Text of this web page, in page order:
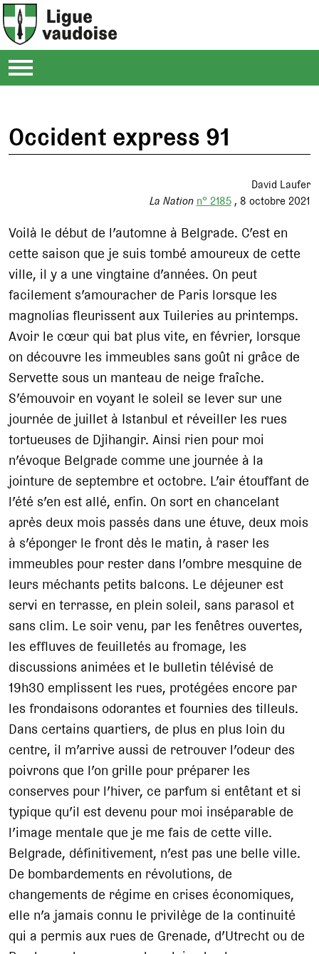
Occident express 91
David Laufer
La Nation n° 2185 8 octobre 2021
Voilà le début de l’automne à Belgrade. C’est en
cette saison que je suis tombé amoureux de cette
ville, il y a une vingtaine d’années. On peut
facilement s’amouracher de Paris lorsque les
magnolias fleurissent aux Tuileries au printemps.
Avoir le cœur qui bat plus vite, en février, lorsque
on découvre les immeubles sans goût ni grâce de
Servette sous un manteau de neige fraîche.
S’émouvoir en voyant le soleil se lever sur une
journée de juillet à Istanbul et réveiller les rues
tortueuses de Djihangir. Ainsi rien pour moi
n’évoque Belgrade comme une journée à la
jointure de septembre et octobre. L’air étouffant de
l’été s’en est allé, enfin. On sort en chancelant
après deux mois passés dans une étuve, deux mois
à s’éponger le front dès le matin, à raser les
immeubles pour rester dans l’ombre mesquine de
leurs méchants petits balcons. Le déjeuner est
servi en terrasse, en plein soleil, sans parasol et
sans clim. Le soir venu, par les fenêtres ouvertes,
les effluves de feuilletés au fromage, les
discussions animées et le bulletin télévisé de
19h30 emplissent les rues, protégées encore par
les frondaisons odorantes et fournies des tilleuls.
Dans certains quartiers, de plus en plus loin du
centre, il m’arrive aussi de retrouver l’odeur des
poivrons que l’on grille pour préparer les
conserves pour l’hiver, ce parfum si entêtant et si
typique qu’il est devenu pour moi inséparable de
l’image mentale que je me fais de cette ville.
Belgrade, définitivement, n’est pas une belle ville.
De bombardements en révolutions, de
changements de régime en crises économiques,
elle n’a jamais connu le privilège de la continuité
qui a permis aux rues de Grenade, d’Utrecht ou de